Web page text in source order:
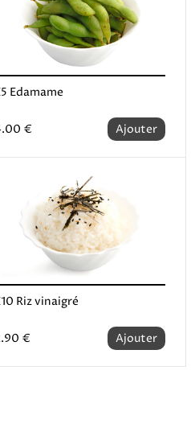
Edamame
Ajouter
€
Riz vinaigré
Ajouter
€